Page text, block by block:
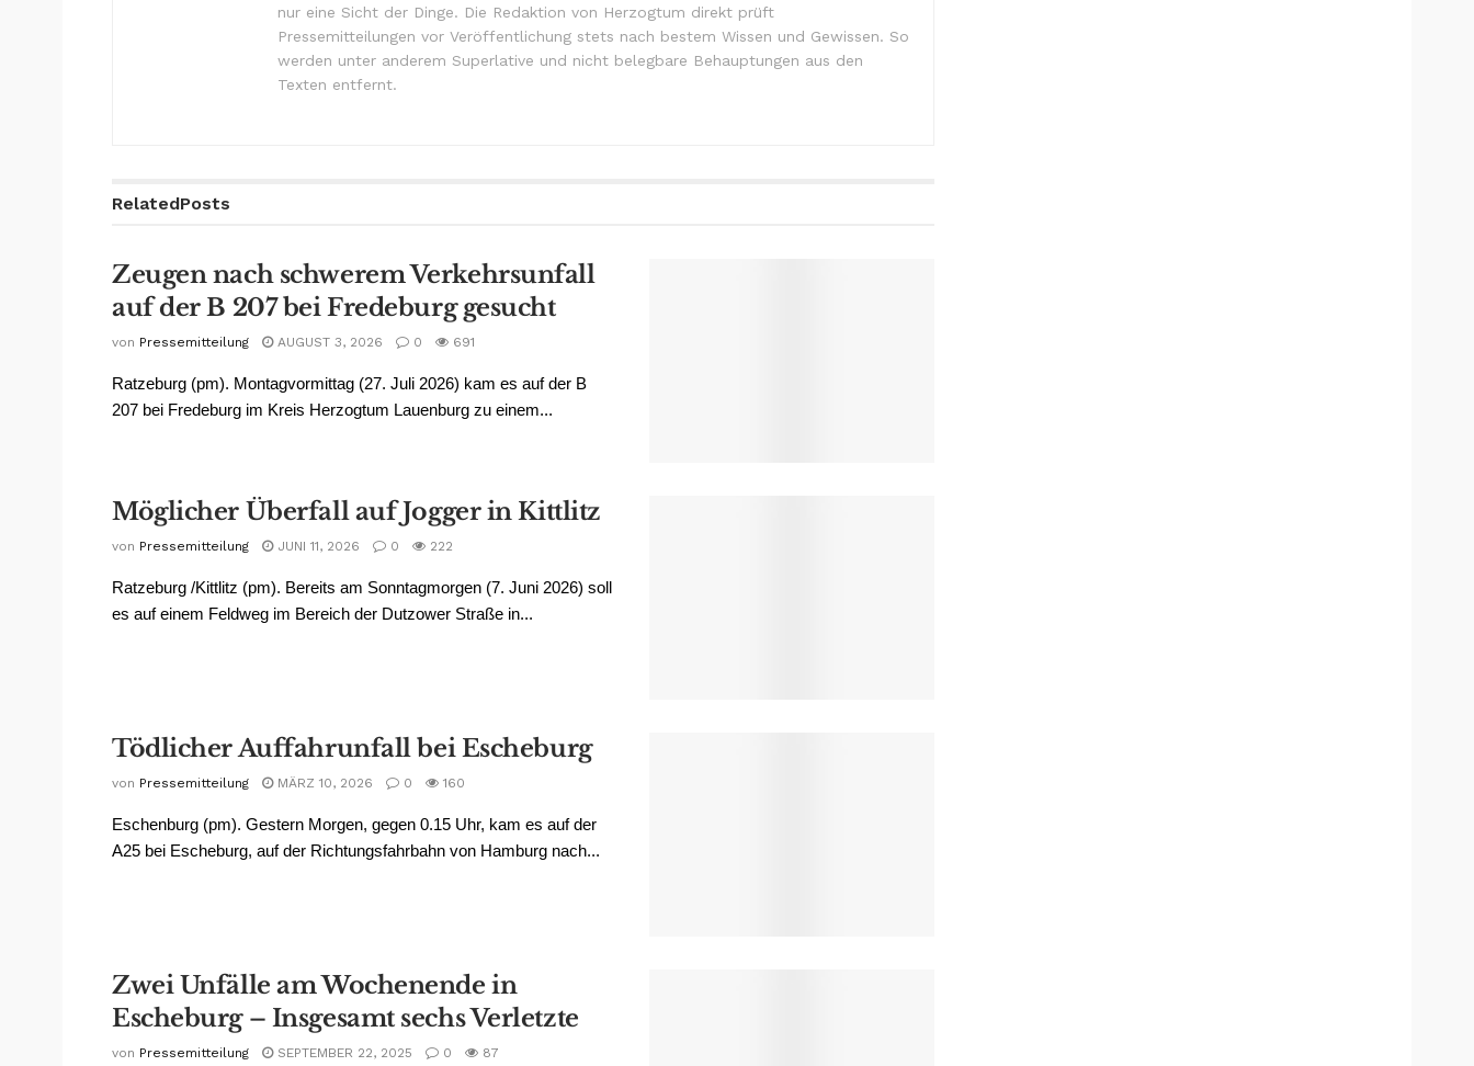
nur eine Sicht der Dinge. Die Redaktion von Herzogtum direkt prüft
Pressemitteilungen vor Veröffentlichung stets nach bestem Wissen und Gewissen. So
werden unter anderem Superlative und nicht belegbare Behauptungen aus den
Texten entfernt.
RelatedPosts
Zeugen nach schwerem Verkehrsunfall
auf der B 207 bei Fredeburg gesucht
von Pressemitteilung AUGUST 3, 2026 0 691
Ratzeburg (pm). Montagvormittag (27. Juli 2026) kam es auf der B
207 bei Fredeburg im Kreis Herzogtum Lauenburg zu einem...
Möglicher Überfall auf Jogger in Kittlitz
von Pressemitteilung JUNI 11, 2026 0 222
Ratzeburg /Kittlitz (pm). Bereits am Sonntagmorgen (7. Juni 2026) soll
es auf einem Feldweg im Bereich der Dutzower Straße in...
Tödlicher Auffahrunfall bei Escheburg
von Pressemitteilung MÄRZ 10, 2026 0 160
Eschenburg (pm). Gestern Morgen, gegen 0.15 Uhr, kam es auf der
A25 bei Escheburg, auf der Richtungsfahrbahn von Hamburg nach...
Zwei Unfälle am Wochenende in
Escheburg – Insgesamt sechs Verletzte
von Pressemitteilung SEPTEMBER 22, 2025 0 87